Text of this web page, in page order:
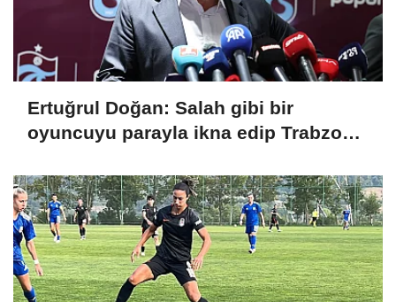
Ertuğrul Doğan: Salah gibi bir
oyuncuyu parayla ikna edip Trabzon'a